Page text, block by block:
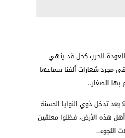
للحرب كحل قد ينهي
مجرد شعارات ألفنا سماعها
الصغار..
لكن ماذا إذا تحول الأمر إلى حقيقة، وشهدنا فعلا حربا ضروسا كتلك التي انتهت عام 91 بعد تدخل ذوي النوايا الحسنة
هذه الأرض، فظلوا معلقين
اللجوء..